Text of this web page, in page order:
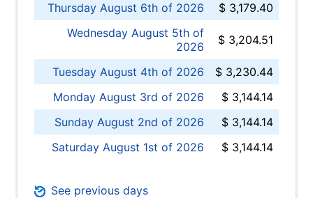
Thursday August 6th of 2026
$ 3,179.40
Wednesday August 5th of
2026
$ 3,204.51
Tuesday August 4th of 2026
$ 3,230.44
Monday August 3rd of 2026
$ 3,144.14
Sunday August 2nd of 2026
$ 3,144.14
Saturday August 1st of 2026
$ 3,144.14
See previous days